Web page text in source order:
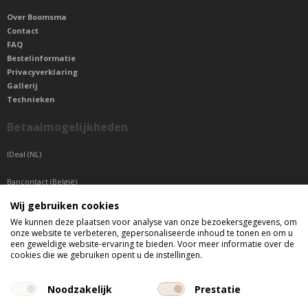
Over Boomsma
Contact
FAQ
Bestelinformatie
Privacyverklaring
Gallerij
Technieken
Betaalmogelijkheden
IDeal (NL)
Bancontact (België)
Sepa betaling (Overige landen)
Telefonisch bereikbaar
Wij gebruiken cookies
We kunnen deze plaatsen voor analyse van onze bezoekersgegevens, om
onze website te verbeteren, gepersonaliseerde inhoud te tonen en om u
een geweldige website-ervaring te bieden. Voor meer informatie over de
cookies die we gebruiken opent u de instellingen.
Noodzakelijk Prestatie